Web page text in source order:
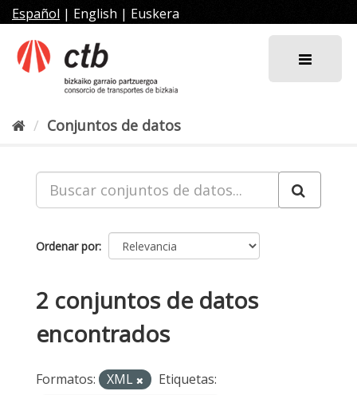
al
contenido
Español | English | Euskera
Conjuntos de datos
Ordenar por
2 conjuntos de datos
encontrados
Formatos: XML
Etiquetas: